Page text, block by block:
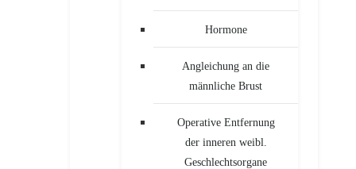
Hormone
Angleichung an die
männliche Brust
Operative Entfernung
der inneren weibl.
Geschlechtsorgane